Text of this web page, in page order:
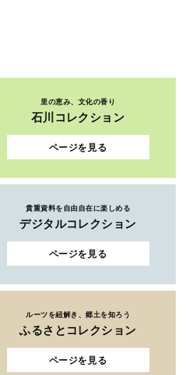
貴重資料を自由自在に楽しめる
デジタルコレクション
ページを見る
ルーツを紐解き、郷土を知ろう
ふるさとコレクション
ページを見る